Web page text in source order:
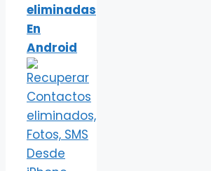
eliminadas
En
Android